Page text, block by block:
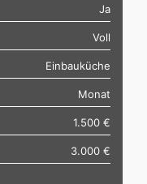
Ja
Voll
Einbauküche
Monat
1.500 €
3.000 €